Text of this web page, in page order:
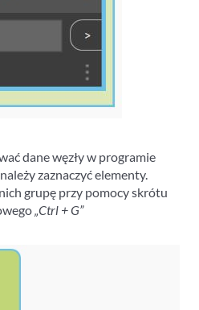
dane węzły w programie
zaznaczyć elementy.
grupę przy pomocy skrótu
„Ctrl + G”